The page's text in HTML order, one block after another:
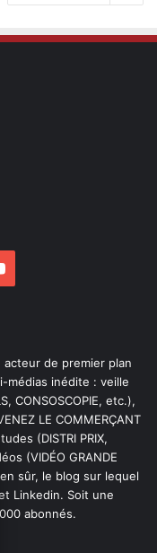
YouTube
acteur de premier plan
médias inédite : veille
CONSOSCOPIE, etc.),
LE COMMERÇANT
(DISTRI PRIX,
(VIDÉO GRANDE
sûr, le blog sur lequel
Linkedin. Soit une
abonnés.